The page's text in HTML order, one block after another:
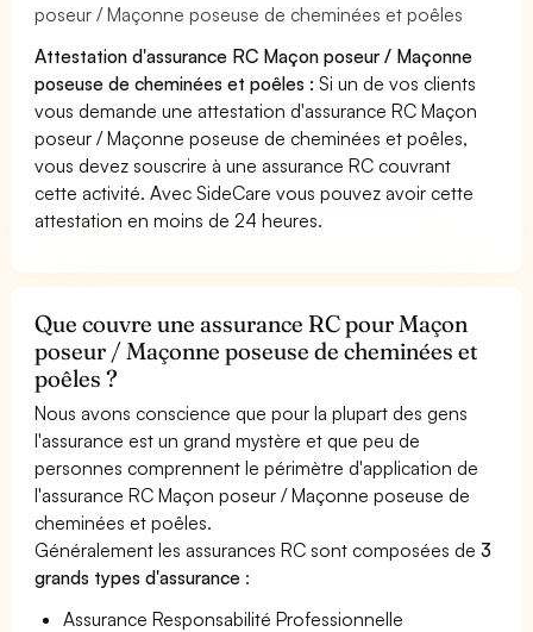
poseur / Maçonne poseuse de cheminées et poêles
Attestation d'assurance RC Maçon poseur / Maçonne
poseuse de cheminées et poêles : Si un de vos clients
vous demande une attestation d'assurance RC Maçon
poseur / Maçonne poseuse de cheminées et poêles,
vous devez souscrire à une assurance RC couvrant
cette activité. Avec SideCare vous pouvez avoir cette
attestation en moins de 24 heures.
Que couvre une assurance RC pour Maçon
poseur / Maçonne poseuse de cheminées et
poêles ?
Nous avons conscience que pour la plupart des gens
l'assurance est un grand mystère et que peu de
personnes comprennent le périmètre d'application de
l'assurance RC Maçon poseur / Maçonne poseuse de
cheminées et poêles.
Généralement les assurances RC sont composées de3
grands types d'assurance :
Assurance Responsabilité Professionnelle